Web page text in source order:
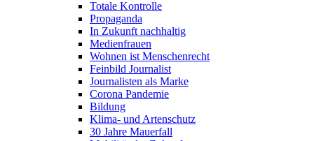
Totale Kontrolle
Propaganda
In Zukunft nachhaltig
Medienfrauen
Wohnen ist Menschenrecht
Feinbild Journalist
Journalisten als Marke
Corona Pandemie
Bildung
Klima- und Artenschutz
30 Jahre Mauerfall